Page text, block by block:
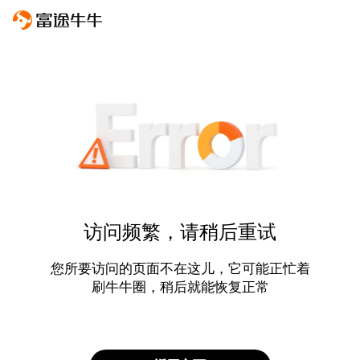
访问频繁，请稍后重试
您所要访问的页面不在这儿，它可能正忙着
刷牛牛圈，稍后就能恢复正常